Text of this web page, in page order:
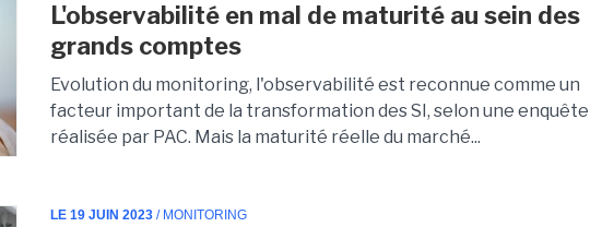
L'observabilité en mal de maturité au sein des
grands comptes
Evolution du monitoring, l'observabilité est reconnue comme un
facteur important de la transformation des SI, selon une enquête
réalisée par PAC. Mais la maturité réelle du marché...
LE 19 JUIN 2023 / MONITORING